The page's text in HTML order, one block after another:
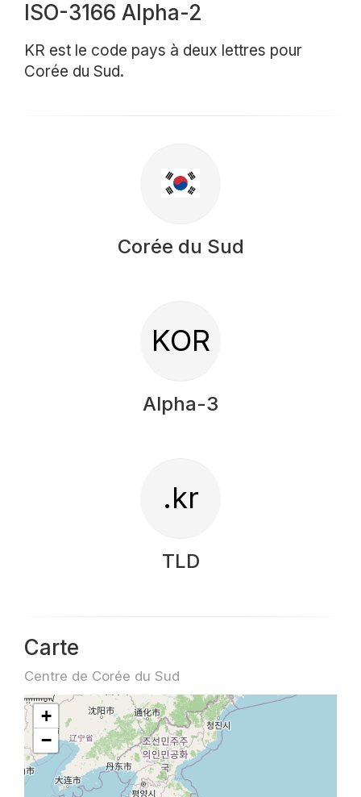
ISO-3166 Alpha-2
KR est le code pays à deux lettres pour
Corée du Sud.
Corée du Sud
KOR
Alpha-3
.kr
TLD
Carte
Centre de Corée du Sud
+
−